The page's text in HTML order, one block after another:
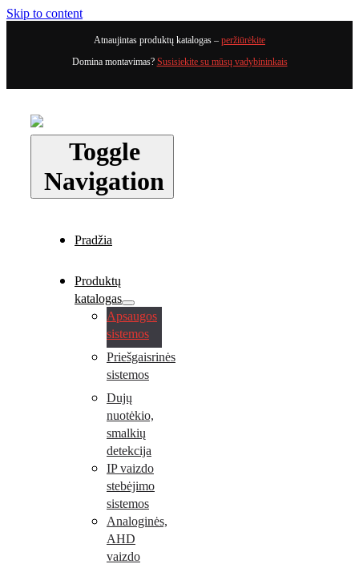
Skip to content
Atnaujintas produktų katalogas – peržiūrėkite
Domina montavimas? Susisiekite su mūsų vadybininkais
Toggle
Navigation
Pradžia
Produktų
katalogas
Apsaugos
sistemos
Priešgaisrinės
sistemos
Dujų
nuotėkio,
smalkių
detekcija
IP vaizdo
stebėjimo
sistemos
Analoginės,
AHD
vaizdo